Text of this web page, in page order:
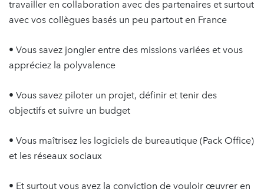
travailler en collaboration avec des partenaires et surtout
avec vos collègues basés un peu partout en France
• Vous savez jongler entre des missions variées et vous
appréciez la polyvalence
• Vous savez piloter un projet, définir et tenir des
objectifs et suivre un budget
• Vous maîtrisez les logiciels de bureautique (Pack Office)
et les réseaux sociaux
• Et surtout vous avez la conviction de vouloir œuvrer en